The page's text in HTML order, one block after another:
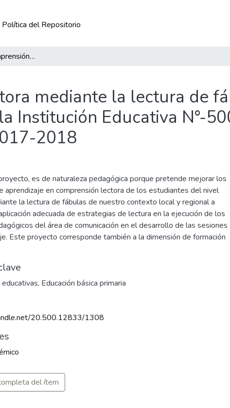
Política del Repositorio
Mejoramos la comprensión lectora mediante la lectura de fábulas de la comunidad, en estudiantes de la Institución Educativa N°-50005- dolorespata-santiago-cusco-2017-2018
mediante la lectura de
Institución Educativa N°-
2018
es de naturaleza pedagógica porque pretende mejorar los
aprendizaje en comprensión lectora de los estudiantes del nivel
la lectura de fábulas de nuestro contexto local y regional a
adecuada de estrategias de lectura en la ejecución de los
del área de comunicación en el desarrollo de las sesiones
Este proyecto corresponde también a la dimensión de formación
, Educación básica primaria
20.500.12833/1308
del ítem